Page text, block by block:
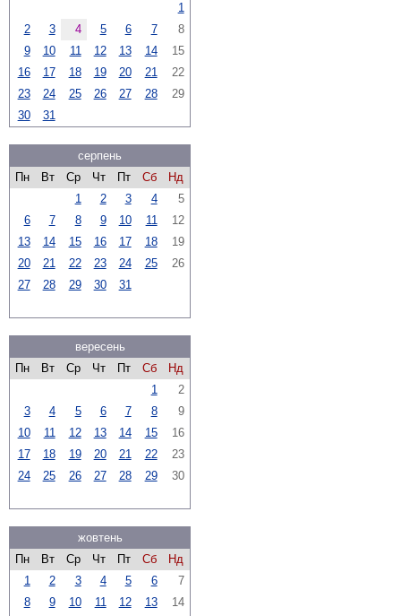
1
2
3 4 5 6 7
8
9
10 11 12 13 14
15
16
17 18 19 20 21
22
23
24 25 26 27 28
29
30
31
серпень
Пн
Вт Ср Чт Пт Сб
Нд
1
2 3 4
5
6
7 8 9 10 11
12
13
14 15 16 17 18
19
20
21 22 23 24 25
26
27
28 29 30 31
вересень
Пн
Вт Ср Чт Пт Сб
Нд
1
2
3
4 5 6 7 8
9
10
11 12 13 14 15
16
17
18 19 20 21 22
23
24
25 26 27 28 29 30
жовтень
Пн
Вт Ср Чт Пт Сб
Нд
1
2 3 4 5 6
7
8
9 10 11 12 13
14